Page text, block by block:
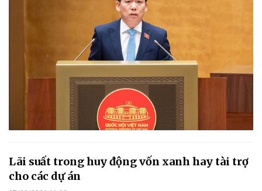
Lãi suất trong huy động vốn xanh hay tài trợ
cho các dự án